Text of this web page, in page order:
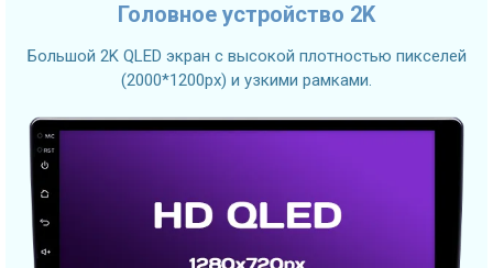
Головное устройство 2K
Большой 2K QLED экран с высокой плотностью пикселей
(2000*1200px) и узкими рамками.